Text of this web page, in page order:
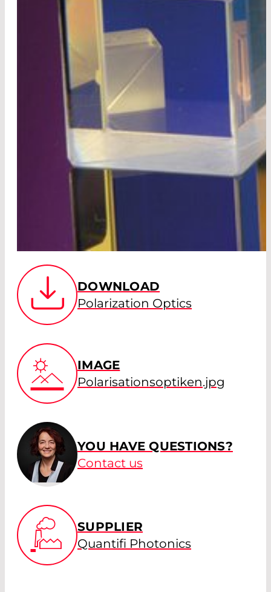
DOWNLOAD
Polarization Optics
IMAGE
Polarisationsoptiken.jpg
YOU HAVE QUESTIONS?
Contact us
SUPPLIER
Quantifi Photonics